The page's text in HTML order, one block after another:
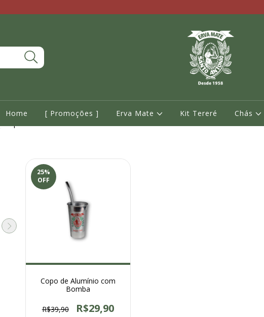
Home [ Promoções ] Erva Mate Kit Tereré Chás
25%
OFF
Copo de Alumínio com
Bomba
R$39,90 R$29,90